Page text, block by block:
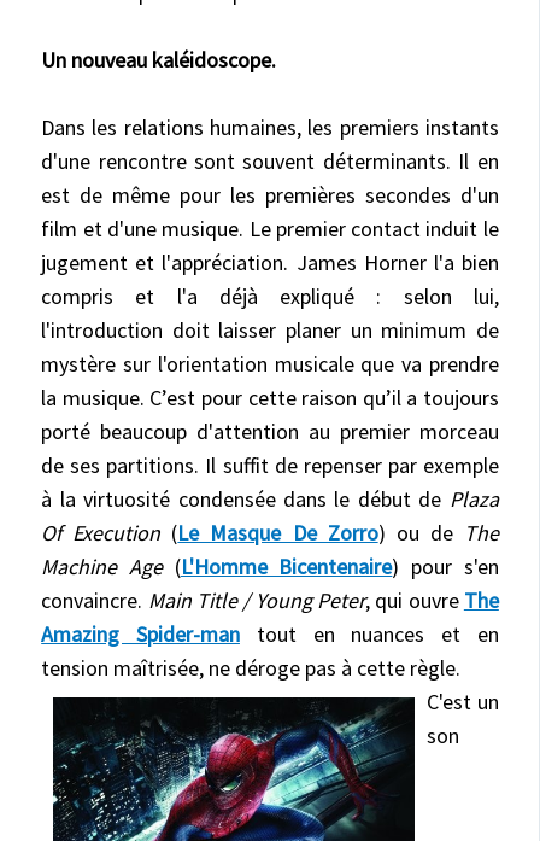
Un nouveau kaléidoscope.
Dans les relations humaines, les premiers instants
d'une rencontre sont souvent déterminants. Il en
est de même pour les premières secondes d'un
film et d'une musique. Le premier contact induit le
jugement et l'appréciation. James Horner l'a bien
compris et l'a déjà expliqué : selon lui,
l'introduction doit laisser planer un minimum de
mystère sur l'orientation musicale que va prendre
la musique. C’est pour cette raison qu’il a toujours
porté beaucoup d'attention au premier morceau
de ses partitions. Il suffit de repenser par exemple
à la virtuosité condensée dans le début de Plaza
Of Execution (Le Masque De Zorro) ou de The
Machine Age(L'Homme Bicentenaire) pour s'en
convaincre. Main Title / Young Peter, qui ouvre The
Amazing Spider-mantout en nuances et en
tension maîtrisée, ne déroge pas à cette règle.
C'est un
son